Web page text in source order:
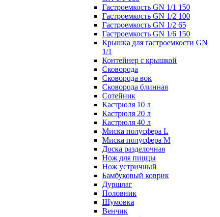
Гастроемкость GN 1/1 150
Гастроемкость GN 1/2 100
Гастроемкость GN 1/2 65
Гастроемкость GN 1/6 150
Крышка для гастроемкости GN
1/1
Контейнер с крышкой
Сковорода
Сковорода вок
Сковорода блинная
Сотейник
Кастрюля 10 л
Кастрюля 20 л
Кастрюля 40 л
Миска полусфера L
Миска полусфера M
Доска разделочная
Нож для пиццы
Нож устричный
Бамбуковый коврик
Дуршлаг
Половник
Шумовка
Венчик